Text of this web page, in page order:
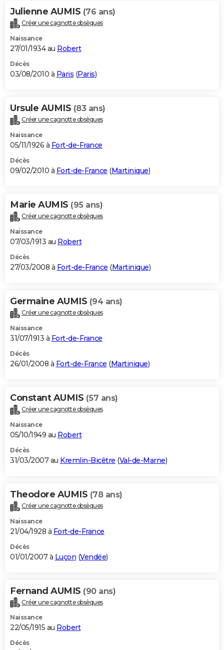
Julienne AUMIS (76 ans)
Créer une cagnotte obsèques
Naissance
27/01/1934 au Robert
Décès
03/08/2010 à Paris (Paris)
Ursule AUMIS (83 ans)
Créer une cagnotte obsèques
Naissance
05/11/1926 à Fort-de-France
Décès
09/02/2010 à Fort-de-France (Martinique)
Marie AUMIS (95 ans)
Créer une cagnotte obsèques
Naissance
07/03/1913 au Robert
Décès
27/03/2008 à Fort-de-France (Martinique)
Germaine AUMIS (94 ans)
Créer une cagnotte obsèques
Naissance
31/07/1913 à Fort-de-France
Décès
26/01/2008 à Fort-de-France (Martinique)
Constant AUMIS (57 ans)
Créer une cagnotte obsèques
Naissance
05/10/1949 au Robert
Décès
31/03/2007 au Kremlin-Bicêtre (Val-de-Marne)
Theodore AUMIS (78 ans)
Créer une cagnotte obsèques
Naissance
21/04/1928 à Fort-de-France
Décès
01/01/2007 à Luçon (Vendée)
Fernand AUMIS (90 ans)
Créer une cagnotte obsèques
Naissance
22/05/1915 au Robert
Décès